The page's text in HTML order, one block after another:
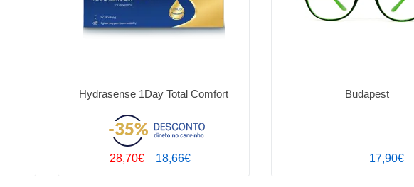
Hydrasense 1Day Total Comfort
18,66€
28,70€
Budapest
17,90€